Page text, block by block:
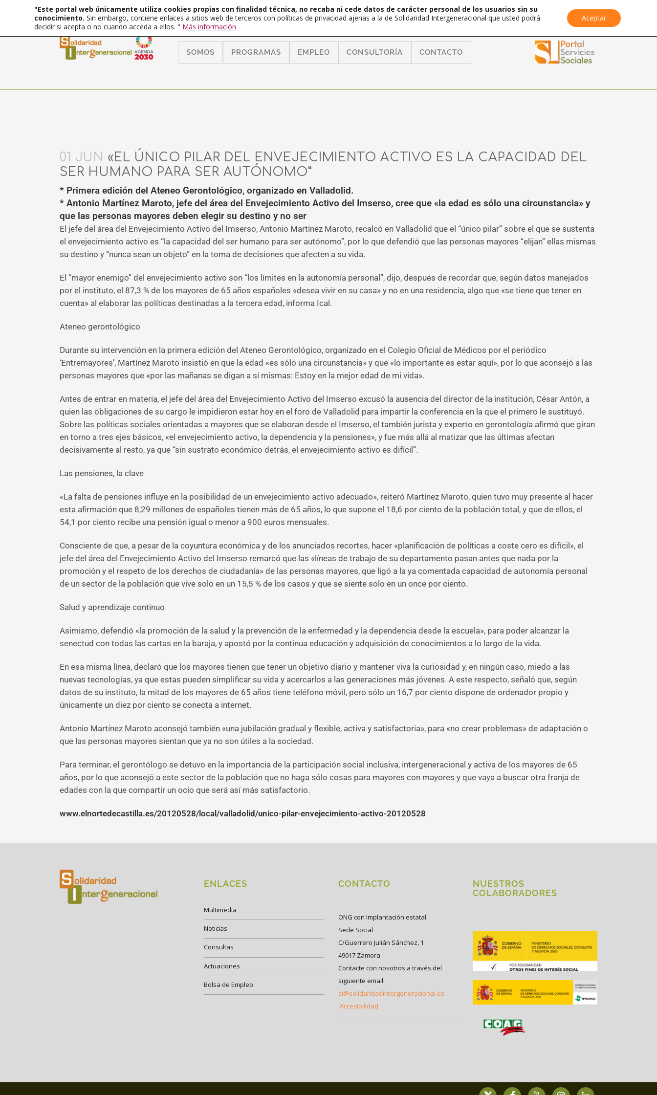
SOMOS PROGRAMAS EMPLEO CONSULTORÍA CONTACTO
01 JUN «EL ÚNICO PILAR DEL ENVEJECIMIENTO ACTIVO ES LA CAPACIDAD DEL
SER HUMANO PARA SER AUTÓNOMO”
* Primera edición del Ateneo Gerontológico, organizado en Valladolid.
* Antonio Martínez Maroto, jefe del área del Envejecimiento Activo del Imserso, cree que «la edad es sólo una circunstancia» y
que las personas mayores deben elegir su destino y no ser
El jefe del área del Envejecimiento Activo del Imserso, Antonio Martínez Maroto, recalcó en Valladolid que el “único pilar” sobre el que se sustenta
el envejecimiento activo es “la capacidad del ser humano para ser autónomo”, por lo que defendió que las personas mayores “elijan” ellas mismas
su destino y “nunca sean un objeto” en la toma de decisiones que afecten a su vida.
El “mayor enemigo” del envejecimiento activo son “los límites en la autonomía personal”, dijo, después de recordar que, según datos manejados
por el instituto, el 87,3 % de los mayores de 65 años españoles «desea vivir en su casa» y no en una residencia, algo que «se tiene que tener en
cuenta» al elaborar las políticas destinadas a la tercera edad, informa Ical.
Ateneo gerontológico
Durante su intervención en la primera edición del Ateneo Gerontológico, organizado en el Colegio Oficial de Médicos por el periódico
‘Entremayores’, Martínez Maroto insistió en que la edad «es sólo una circunstancia» y que «lo importante es estar aquí», por lo que aconsejó a las
personas mayores que «por las mañanas se digan a sí mismas: Estoy en la mejor edad de mi vida».
Antes de entrar en materia, el jefe del área del Envejecimiento Activo del Imserso excusó la ausencia del director de la institución, César Antón, a
quien las obligaciones de su cargo le impidieron estar hoy en el foro de Valladolid para impartir la conferencia en la que el primero le sustituyó.
Sobre las políticas sociales orientadas a mayores que se elaboran desde el Imserso, el también jurista y experto en gerontología afirmó que giran
en torno a tres ejes básicos, «el envejecimiento activo, la dependencia y la pensiones», y fue más allá al matizar que las últimas afectan
decisivamente al resto, ya que “sin sustrato económico detrás, el envejecimiento activo es difícil”.
Las pensiones, la clave
«La falta de pensiones influye en la posibilidad de un envejecimiento activo adecuado», reiteró Martínez Maroto, quien tuvo muy presente al hacer
esta afirmación que 8,29 millones de españoles tienen más de 65 años, lo que supone el 18,6 por ciento de la población total, y que de ellos, el
54,1 por ciento recibe una pensión igual o menor a 900 euros mensuales.
Consciente de que, a pesar de la coyuntura económica y de los anunciados recortes, hacer «planificación de políticas a coste cero es difícil», el
jefe del área del Envejecimiento Activo del Imserso remarcó que las «líneas de trabajo de su departamento pasan antes que nada por la
promoción y el respeto de los derechos de ciudadanía» de las personas mayores, que ligó a la ya comentada capacidad de autonomía personal
de un sector de la población que vive solo en un 15,5 % de los casos y que se siente solo en un once por ciento.
Salud y aprendizaje continuo
Asimismo, defendió «la promoción de la salud y la prevención de la enfermedad y la dependencia desde la escuela», para poder alcanzar la
senectud con todas las cartas en la baraja, y apostó por la continua educación y adquisición de conocimientos a lo largo de la vida.
En esa misma línea, declaró que los mayores tienen que tener un objetivo diario y mantener viva la curiosidad y, en ningún caso, miedo a las
nuevas tecnologías, ya que estas pueden simplificar su vida y acercarlos a las generaciones más jóvenes. A este respecto, señaló que, según
datos de su instituto, la mitad de los mayores de 65 años tiene teléfono móvil, pero sólo un 16,7 por ciento dispone de ordenador propio y
únicamente un diez por ciento se conecta a internet.
Antonio Martínez Maroto aconsejó también «una jubilación gradual y flexible, activa y satisfactoria», para «no crear problemas» de adaptación o
que las personas mayores sientan que ya no son útiles a la sociedad.
Para terminar, el gerontólogo se detuvo en la importancia de la participación social inclusiva, intergeneracional y activa de los mayores de 65
años, por lo que aconsejó a este sector de la población que no haga sólo cosas para mayores con mayores y que vaya a buscar otra franja de
edades con la que compartir un ocio que será así más satisfactorio.
www.elnortedecastilla.es/20120528/local/valladolid/unico-pilar-envejecimiento-activo-20120528
ENLACES
Multimedia
Noticias
Consultas
Actuaciones
Bolsa de Empleo
CONTACTO
ONG con Implantación estatal.
Sede Social
C/Guerrero Julián Sánchez, 1
49017 Zamora
Contacte con nosotros a través del
siguiente email:
si@solidaridadintergeneracional.es
Accesibilidad
NUESTROS
COLABORADORES
"Este portal web únicamente utiliza cookies propias con finalidad técnica, no recaba ni cede datos de carácter personal de los usuarios sin su
conocimiento. Sin embargo, contiene enlaces a sitios web de terceros con políticas de privacidad ajenas a la de Solidaridad Intergeneracional que usted podrá
decidir si acepta o no cuando acceda a ellos. " Más información
Aceptar